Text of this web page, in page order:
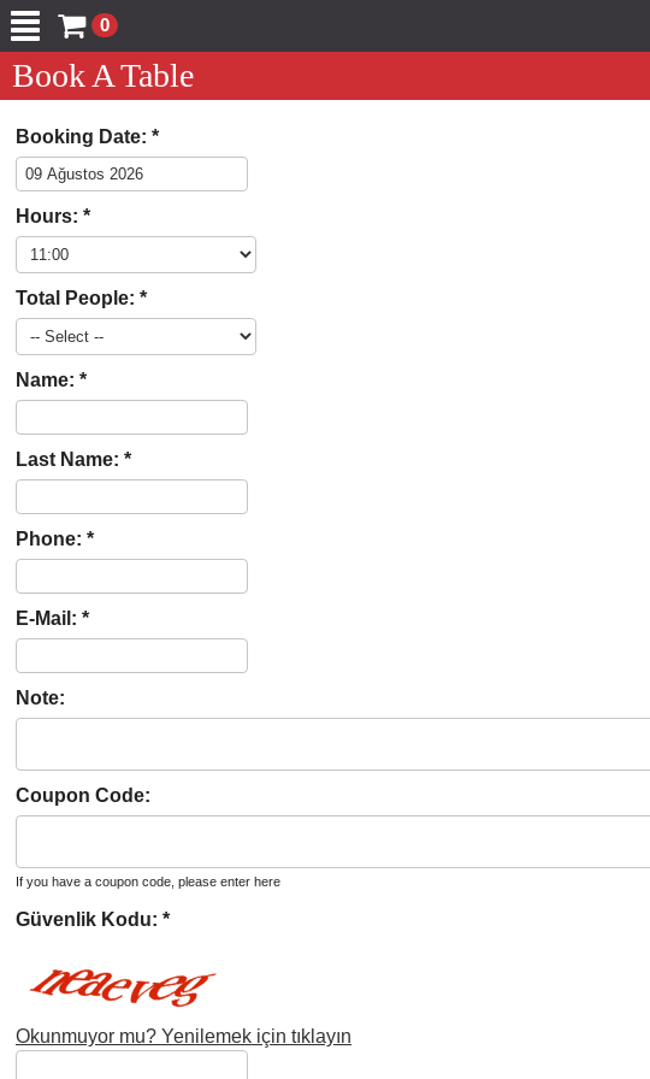
0
Book A Table
Booking Date: *
Hours: *
Total People: *
Name: *
Last Name: *
Phone: *
E-Mail: *
Note:
Coupon Code:
If you have a coupon code, please enter here
Güvenlik Kodu: *
Okunmuyor mu? Yenilemek için tıklayın